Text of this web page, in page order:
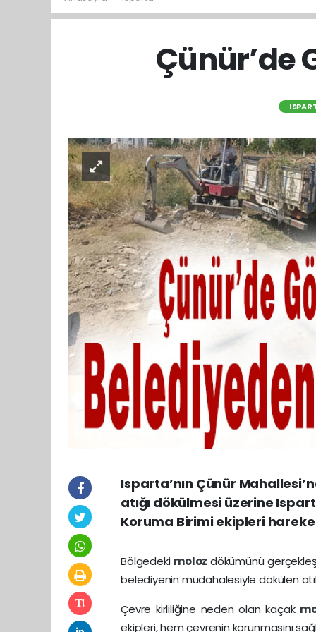
Çünür’de
Isparta’nın Çünür
atığı dökülmesi üzerine
Koruma Birimi ekipleri
Bölgedeki moloz dökümünü
belediyenin müdahalesiyle dökülen
Çevre kirliliğine neden olan kaçak
ekipleri, hem çevrenin korunmasını